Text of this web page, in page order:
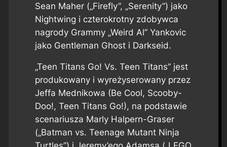
Sean Maher („Firefly”, „Serenity”) jako
Nightwing i czterokrotny zdobywca
nagrody Grammy „Weird Al” Yankovic
jako Gentleman Ghost i Darkseid.
„Teen Titans Go! Vs. Teen Titans” jest
produkowany i wyreżyserowany przez
Jeffa Mednikowa (Be Cool, Scooby-
Doo!, Teen Titans Go!), na podstawie
scenariusza Marly Halpern-Graser
(„Batman vs. Teenage Mutant Ninja